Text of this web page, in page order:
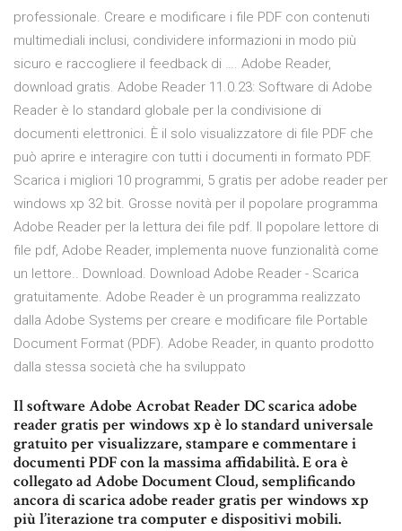
professionale. Creare e modificare i file PDF con contenuti
multimediali inclusi, condividere informazioni in modo più
sicuro e raccogliere il feedback di …. Adobe Reader,
download gratis. Adobe Reader 11.0.23: Software di Adobe
Reader è lo standard globale per la condivisione di
documenti elettronici. È il solo visualizzatore di file PDF che
può aprire e interagire con tutti i documenti in formato PDF.
Scarica i migliori 10 programmi, 5 gratis per adobe reader per
windows xp 32 bit. Grosse novità per il popolare programma
Adobe Reader per la lettura dei file pdf. Il popolare lettore di
file pdf, Adobe Reader, implementa nuove funzionalità come
un lettore.. Download. Download Adobe Reader - Scarica
gratuitamente. Adobe Reader è un programma realizzato
dalla Adobe Systems per creare e modificare file Portable
Document Format (PDF). Adobe Reader, in quanto prodotto
dalla stessa società che ha sviluppato
Il software Adobe Acrobat Reader DC scarica adobe
reader gratis per windows xp è lo standard universale
gratuito per visualizzare, stampare e commentare i
documenti PDF con la massima affidabilità. E ora è
collegato ad Adobe Document Cloud, semplificando
ancora di scarica adobe reader gratis per windows xp
più l’iterazione tra computer e dispositivi mobili.